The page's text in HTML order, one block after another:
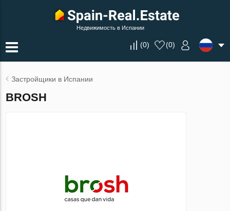
Недвижимость в Испании
(0) (0)
Застройщики в Испании
BROSH